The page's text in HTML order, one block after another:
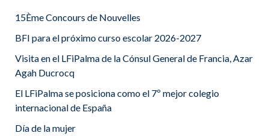
15Ème Concours de Nouvelles
BFI para el próximo curso escolar 2026-2027
Visita en el LFiPalma de la Cónsul General de Francia, Azar
Agah Ducrocq
El LFiPalma se posiciona como el 7º mejor colegio
internacional de España
Día de la mujer